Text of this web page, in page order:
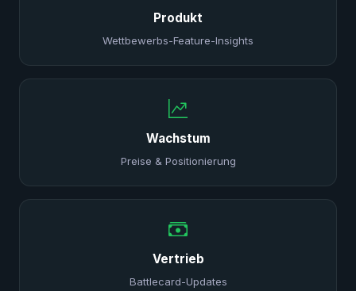
Produkt
Wettbewerbs-Feature-Insights
Wachstum
Preise & Positionierung
Vertrieb
Battlecard-Updates